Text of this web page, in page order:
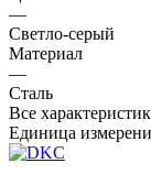
—
Светло-серый
Материал
—
Сталь
Все
Единица